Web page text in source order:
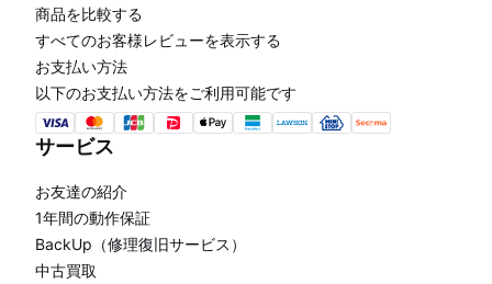
商品を比較する
すべてのお客様レビューを表示する
お支払い方法
以下のお支払い方法をご利用可能です
サービス
お友達の紹介
1年間の動作保証
BackUp（修理復旧サービス）
中古買取